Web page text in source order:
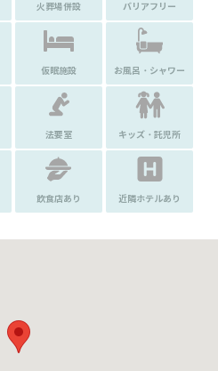
火葬場併設 バリアフリー
仮眠施設 お風呂・シャワー
法要室 キッズ・託児所
飲食店あり 近隣ホテルあり